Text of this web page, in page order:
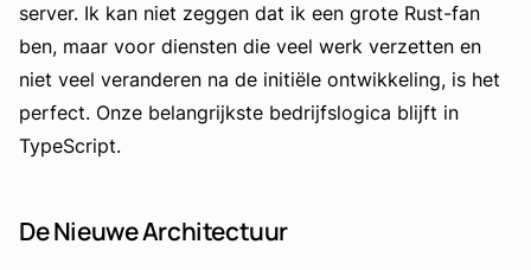
server. Ik kan niet zeggen dat ik een grote Rust-fan
ben, maar voor diensten die veel werk verzetten en
niet veel veranderen na de initiële ontwikkeling, is het
perfect. Onze belangrijkste bedrijfslogica blijft in
TypeScript.
De Nieuwe Architectuur